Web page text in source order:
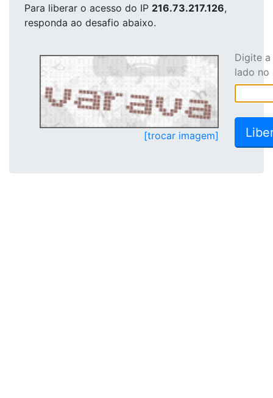
Para liberar o acesso do IP 216.73.217.126,
responda ao desafio abaixo.
[trocar imagem]
Digite
lado no